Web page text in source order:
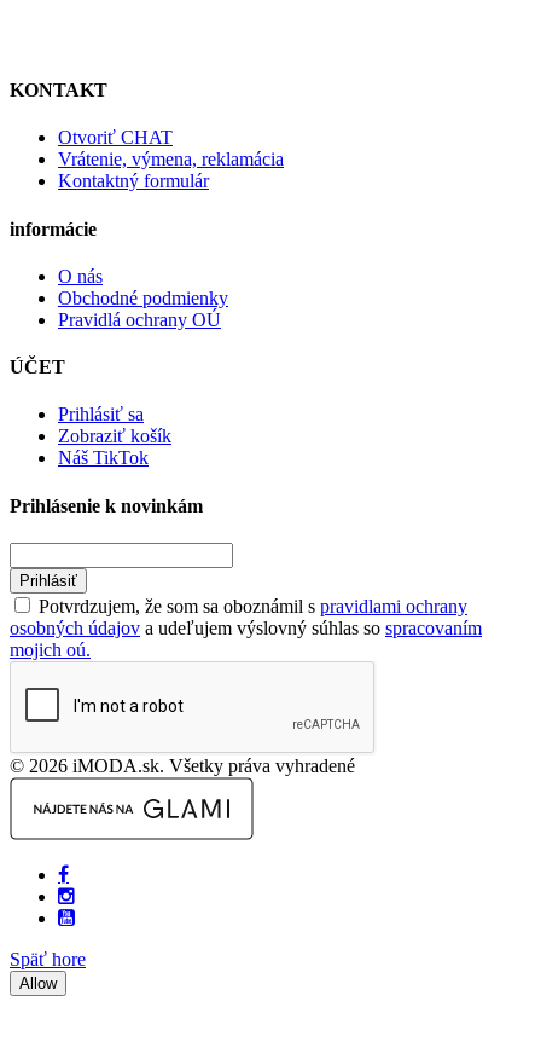
KONTAKT
Otvoriť CHAT
Vrátenie, výmena, reklamácia
Kontaktný formulár
informácie
O nás
Obchodné podmienky
Pravidlá ochrany OÚ
ÚČET
Prihlásiť sa
Zobraziť košík
Náš TikTok
Prihlásenie k novinkám
Prihlásiť
Potvrdzujem, že som sa oboznámil s pravidlami ochrany
osobných údajov a udeľujem výslovný súhlas so spracovaním
mojich oú.
© 2026 iMODA.sk. Všetky práva vyhradené
Späť hore
Allow